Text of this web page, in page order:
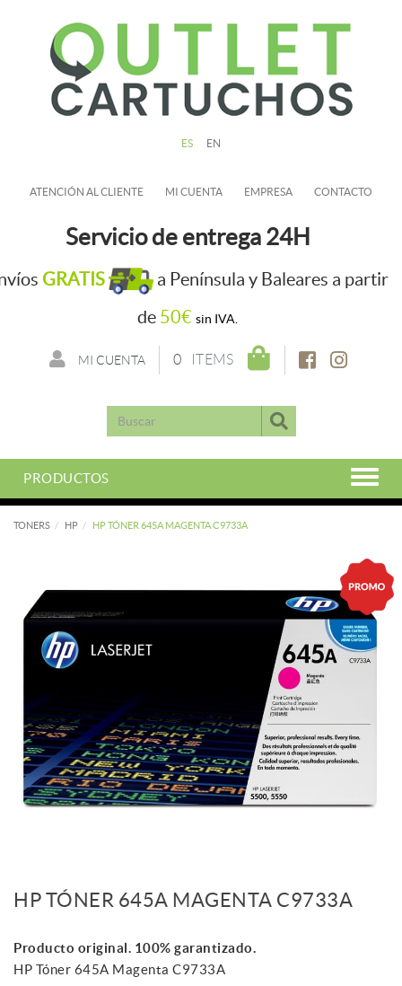
ES EN
ATENCIÓN AL CLIENTE MI CUENTA EMPRESA CONTACTO
Servicio de entrega 24H
GRATIS
a Península y Baleares a partir
de 50€ sin IVA.
0 ITEMS
MI CUENTA
PRODUCTOS
TONERS HP HP TÓNER 645A MAGENTA C9733A
HP TÓNER 645A MAGENTA C9733A
Producto original. 100% garantizado.
HP Tóner 645A Magenta C9733A